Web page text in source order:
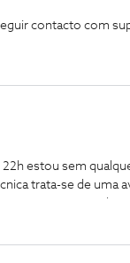
contacto com
estou sem
trata-se de uma
as 11:00, e por